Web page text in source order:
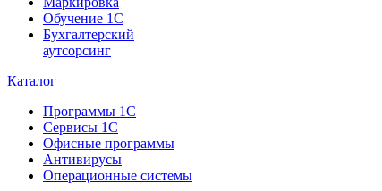
Обучение 1С
Бухгалтерский
аутсорсинг
Каталог
Программы 1С
Сервисы 1С
Офисные программы
Антивирусы
Операционные системы